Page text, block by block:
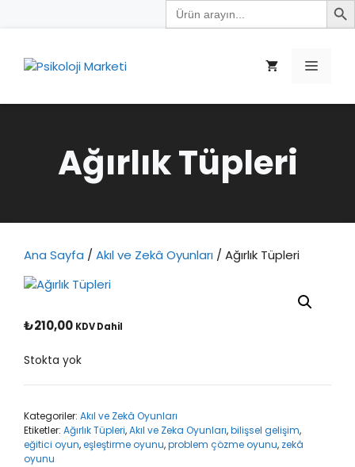
Search
for:
Menü
Ağırlık Tüpleri
Ana Sayfa / Akıl ve Zekâ Oyunları / Ağırlık Tüpleri
₺210,00 KDV Dahil
Stokta yok
Kategoriler: Akıl ve Zekâ Oyunları
Etiketler: Ağırlık Tüpleri,Akıl ve Zeka Oyunları,bilişsel gelişim,
eğitici oyun,eşleştirme oyunu,problem çözme oyunu, zekâ
oyunu